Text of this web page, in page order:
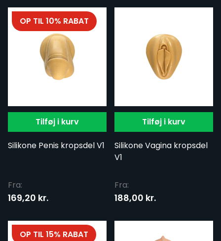
Tilføj i kurv
Silikone Penis kropsdel V1
OP TIL 10% RABAT
Fra:
169,20 kr.
Tilføj i kurv
Silikone Vagina kropsdel
V1
Fra:
188,00 kr.
OP TIL 15% RABAT